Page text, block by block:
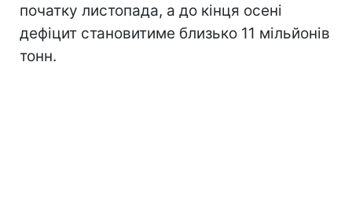
початку листопада, а до кінця осені
дефіцит становитиме близько 11 мільйонів
тонн.